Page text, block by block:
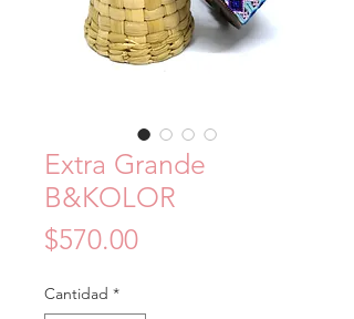
Extra Grande
B&KOLOR
$570.00Precio
Cantidad *